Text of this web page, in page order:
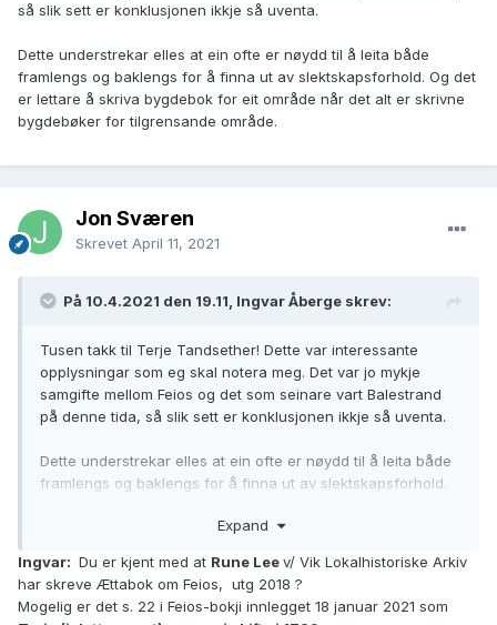
så slik sett er konklusjonen ikkje så uventa.
Dette understrekar elles at ein ofte er nøydd til å leita både
framlengs og baklengs for å finna ut av slektskapsforhold. Og det
er lettare å skriva bygdebok for eit område når det alt er skrivne
bygdebøker for tilgrensande område.
Jon Sværen
Skrevet April 11, 2021
På 10.4.2021 den 19.11, Ingvar Åberge skrev:
Tusen takk til Terje Tandsether! Dette var interessante
opplysningar som eg skal notera meg. Det var jo mykje
samgifte mellom Feios og det som seinare vart Balestrand
på denne tida, så slik sett er konklusjonen ikkje så uventa.
Dette understrekar elles at ein ofte er nøydd til å leita både
framlengs og baklengs for å finna ut av slektskapsforhold.
alt er skrivne bygdebøker for tilgrensande område.
Expand
Ingvar: Du er kjent med at Rune Leev/ Vik Lokalhistoriske Arkiv
har skreve Ættabok om Feios, utg 2018 ?
Mogelig er det s. 22 i Feios-bokji innlegget 18 januar 2021 som